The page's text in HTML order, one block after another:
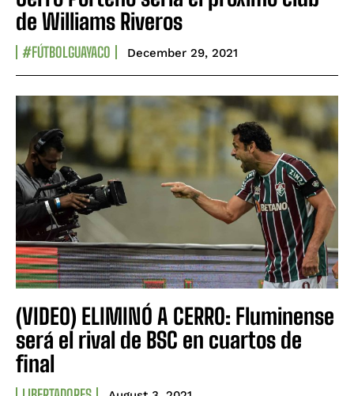
de Williams Riveros
#FÚTBOLGUAYACO December 29, 2021
(VIDEO) ELIMINÓ A CERRO: Fluminense
será el rival de BSC en cuartos de
final